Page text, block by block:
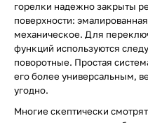
горелки надежно закрыты
поверхности:
механическое. Для
функций используются
поворотные. Простая
его более универсальным,
угодно.
Многие скептически